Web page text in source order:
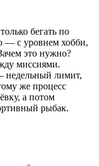
бегать по
— с уровнем хобби,
это нужно?
миссиями.
недельный лимит,
же процесс
а потом
рыбак.